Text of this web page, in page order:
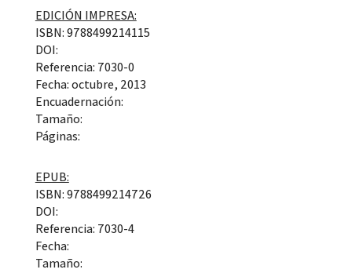
EDICIÓN IMPRESA:
ISBN: 9788499214115
DOI:
Referencia: 7030-0
Fecha: octubre, 2013
Encuadernación:
Tamaño:
Páginas:
EPUB:
ISBN: 9788499214726
DOI:
Referencia: 7030-4
Fecha:
Tamaño: